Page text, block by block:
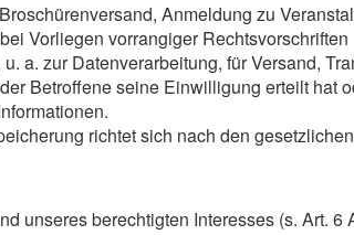
Anmeldung zu
Vorliegen vorrangiger Rechtsvorschriften
a. zur Datenverarbeitung, für Versand,
Betroffene seine Einwilligung erteilt hat
richtet sich nach den
unseres berechtigten Interesses (s. Art.